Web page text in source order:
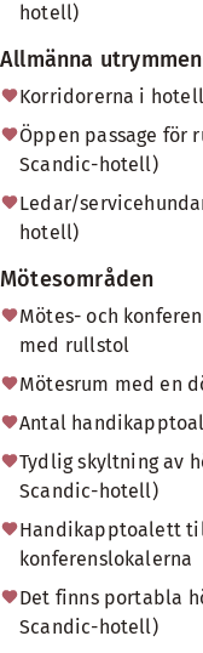
hotell)
Allmänna
Korridorerna i
Öppen passage
Scandic-hotell)
Ledar/
hotell)
Mötesområden
Mötes- och
med rullstol
Mötesrum med en
Antal
Tydlig skyltning av
Scandic-hotell)
Handikapptoalett
konferenslokalerna
Det finns portabla
Scandic-hotell)